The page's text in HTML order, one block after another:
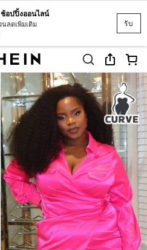
รับ
อปปิ้งออนไลน์
ลดเพิ่มเติม